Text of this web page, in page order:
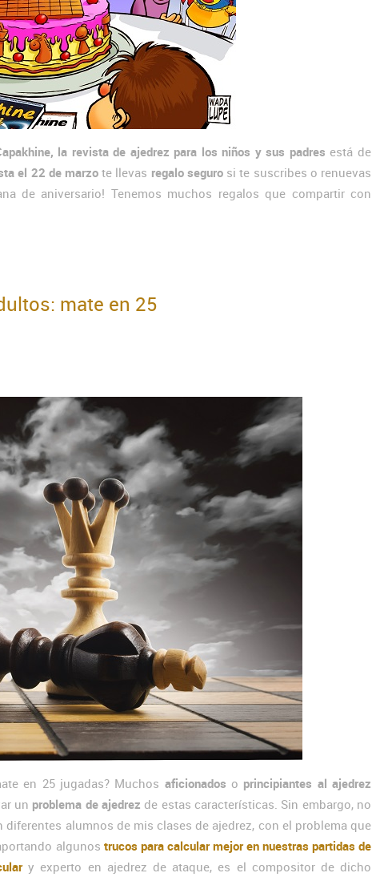
la revista de ajedrez para los niños y sus padres está de
el 22 de marzote llevas regalo segurosi te suscribes o renuevas
de aniversario! Tenemos muchos regalos que compartir con
mate en 25
en 25 jugadas? Muchos aficionados o principiantes al ajedrez
un problema de ajedrez de estas características. Sin embargo, no
alumnos de mis clases de ajedrez, con el problema que
algunos trucos para calcular mejor en nuestras partidas de
y experto en ajedrez de ataque, es el compositor de dicho